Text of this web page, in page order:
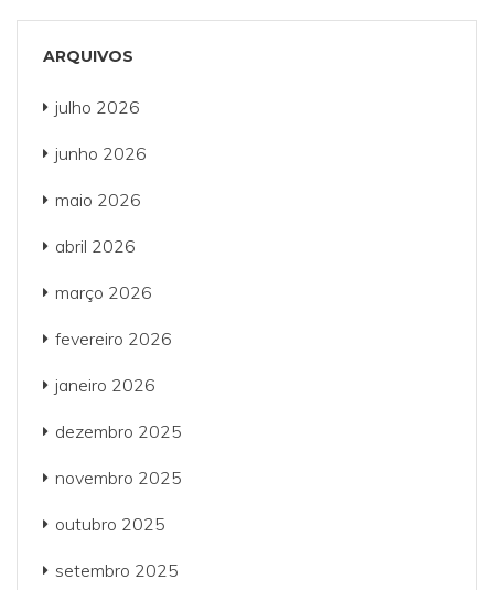
ARQUIVOS
julho 2026
junho 2026
maio 2026
abril 2026
março 2026
fevereiro 2026
janeiro 2026
dezembro 2025
novembro 2025
outubro 2025
setembro 2025